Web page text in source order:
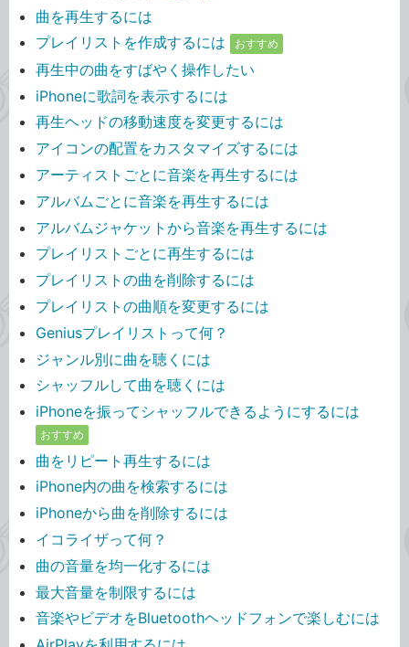
曲を再生するには
プレイリストを作成するには
おすすめ
再生中の曲をすばやく操作したい
iPhoneに歌詞を表示するには
再生ヘッドの移動速度を変更するには
アイコンの配置をカスタマイズするには
アーティストごとに音楽を再生するには
アルバムごとに音楽を再生するには
アルバムジャケットから音楽を再生するには
プレイリストごとに再生するには
プレイリストの曲を削除するには
プレイリストの曲順を変更するには
Geniusプレイリストって何？
ジャンル別に曲を聴くには
シャッフルして曲を聴くには
iPhoneを振ってシャッフルできるようにするには
おすすめ
曲をリピート再生するには
iPhone内の曲を検索するには
iPhoneから曲を削除するには
イコライザって何？
曲の音量を均一化するには
最大音量を制限するには
音楽やビデオをBluetoothヘッドフォンで楽しむには